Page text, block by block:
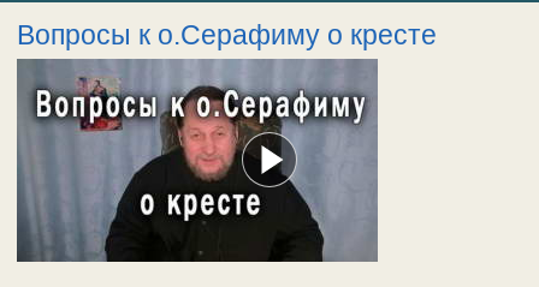
Вопросы к о.Серафиму о кресте